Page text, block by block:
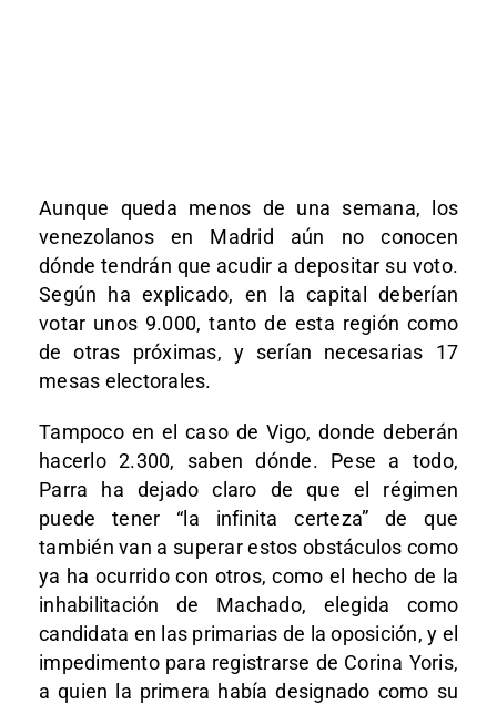
Aunque queda menos de una semana, los
venezolanos en Madrid aún no conocen
dónde tendrán que acudir a depositar su voto.
Según ha explicado, en la capital deberían
votar unos 9.000, tanto de esta región como
de otras próximas, y serían necesarias 17
mesas electorales.
Tampoco en el caso de Vigo, donde deberán
hacerlo 2.300, saben dónde. Pese a todo,
Parra ha dejado claro de que el régimen
puede tener “la infinita certeza” de que
también van a superar estos obstáculos como
ya ha ocurrido con otros, como el hecho de la
inhabilitación de Machado, elegida como
candidata en las primarias de la oposición, y el
impedimento para registrarse de Corina Yoris,
a quien la primera había designado como su